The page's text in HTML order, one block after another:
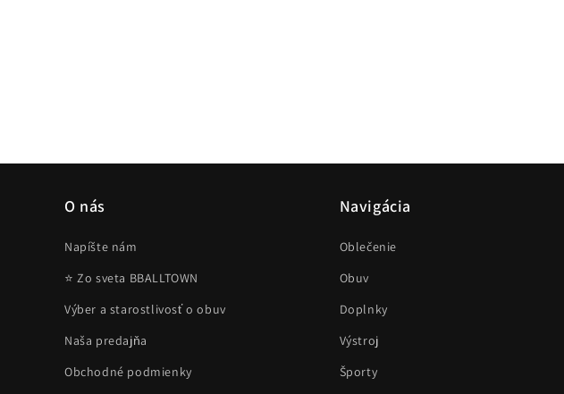
O nás
Napíšte nám
⭐ Zo sveta BBALLTOWN
Výber a starostlivosť o obuv
Naša predajňa
Obchodné podmienky
Navigácia
Oblečenie
Obuv
Doplnky
Výstroj
Športy